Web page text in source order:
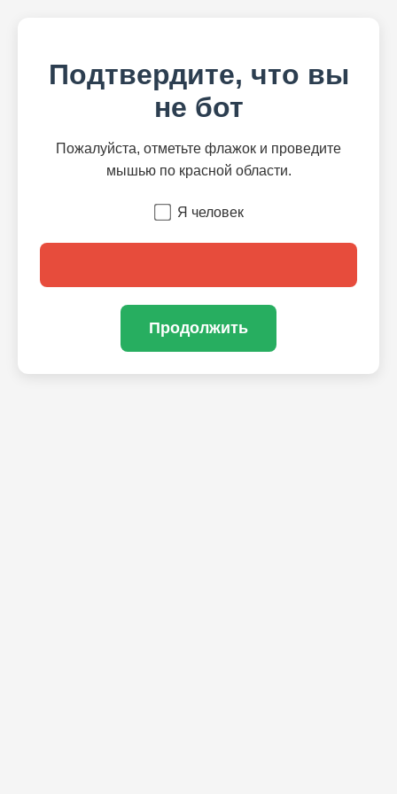
Подтвердите, что вы
не бот
Пожалуйста, отметьте флажок и проведите
мышью по красной области.
Я человек
Продолжить